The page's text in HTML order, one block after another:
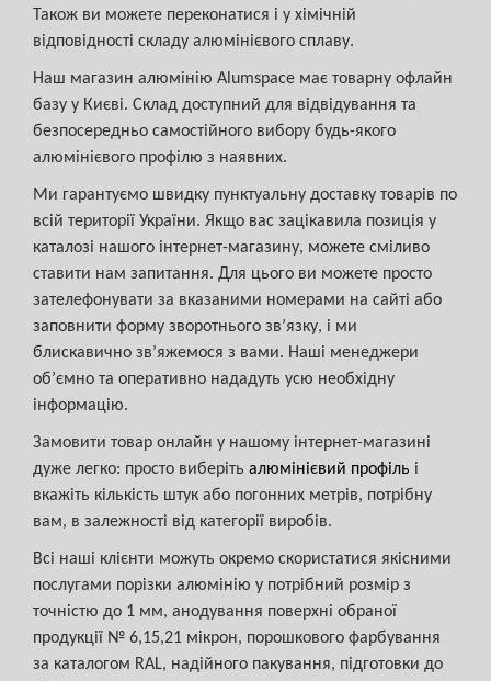
Також ви можете переконатися і у хімічній
відповідності складу алюмінієвого сплаву.
Наш магазин алюмінію Alumspace має товарну офлайн
базу у Києві. Склад доступний для відвідування та
безпосередньо самостійного вибору будь-якого
алюмінієвого профілю з наявних.
Ми гарантуємо швидку пунктуальну доставку товарів по
всій території України. Якщо вас зацікавила позиція у
каталозі нашого інтернет-магазину, можете сміливо
ставити нам запитання. Для цього ви можете просто
зателефонувати за вказаними номерами на сайті або
заповнити форму зворотнього зв’язку, і ми
блискавично зв’яжемося з вами. Наші менеджери
об’ємно та оперативно нададуть усю необхідну
інформацію.
Замовити товар онлайн у нашому інтернет-магазині
дуже легко: просто виберіть алюмінієвий профіль і
вкажіть кількість штук або погонних метрів, потрібну
вам, в залежності від категорії виробів.
Всі наші клієнти можуть окремо скористатися якісними
послугами порізки алюмінію у потрібний розмір з
точністю до 1 мм, анодування поверхні обраної
продукції № 6,15,21 мікрон, порошкового фарбування
за каталогом RAL, надійного пакування, підготовки до